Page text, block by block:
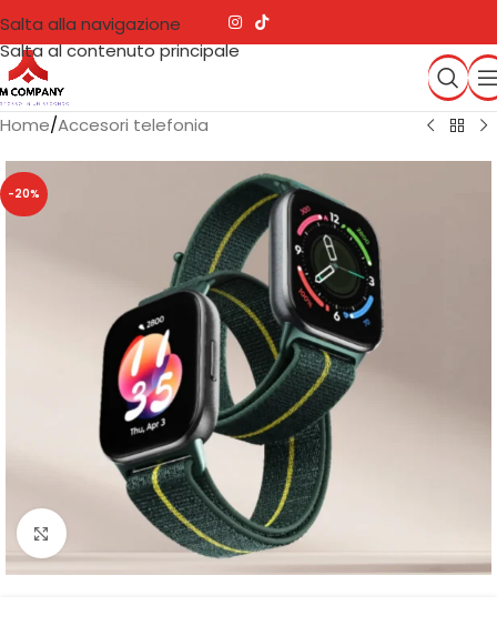
Salta alla navigazione
Salta al contenuto principale
Home/Accesori telefonia
-20%
Clicca per ingrandire